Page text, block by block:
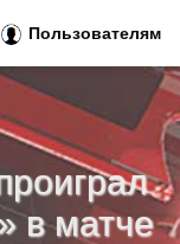
в матче
Пользователям